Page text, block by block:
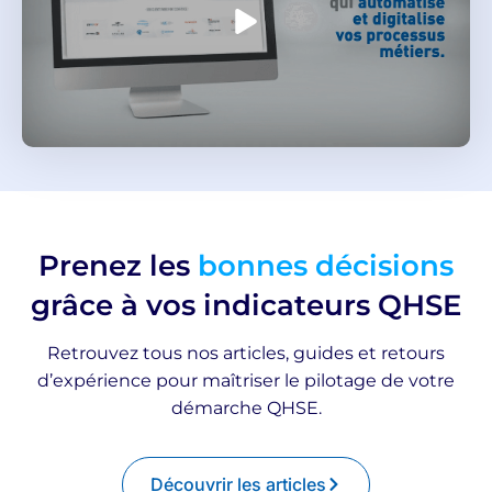
Prenez les bonnes décisions
grâce à vos indicateurs QHSE
Retrouvez tous nos articles, guides et retours
d’expérience pour maîtriser le pilotage de votre
démarche QHSE.
Découvrir les articles